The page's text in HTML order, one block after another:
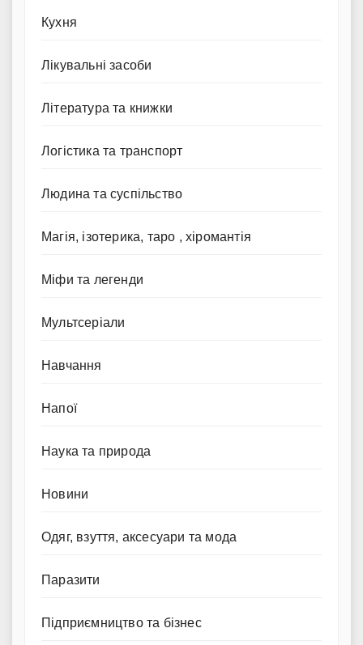
Кухня
Лікувальні засоби
Література та книжки
Логістика та транспорт
Людина та суспільство
Магія, ізотерика, таро , хіромантія
Міфи та легенди
Мультсеріали
Навчання
Напої
Наука та природа
Новини
Одяг, взуття, аксесуари та мода
Паразити
Підприємництво та бізнес